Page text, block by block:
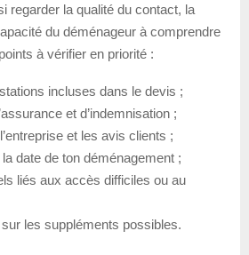
regarder la qualité du contact, la
du déménageur à comprendre
à vérifier en priorité :
incluses dans le devis ;
et d’indemnisation ;
et les avis clients ;
date de ton déménagement ;
liés aux accès difficiles ou au
les suppléments possibles.